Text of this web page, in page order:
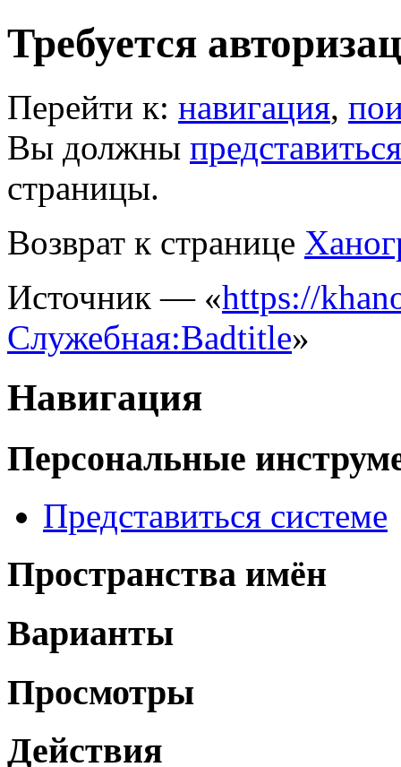
Требуется
Перейти к: навигация,
Вы должны представиться
страницы.
Возврат к странице
Источник — «https://
Служебная:Badtitle»
Навигация
Персональные
Представиться системе
Пространства имён
Варианты
Просмотры
Действия